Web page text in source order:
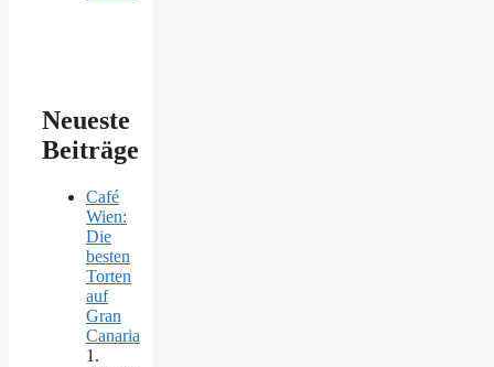
Neueste
Beiträge
Café
Wien:
Die
besten
Torten
auf
Gran
Canaria
1.